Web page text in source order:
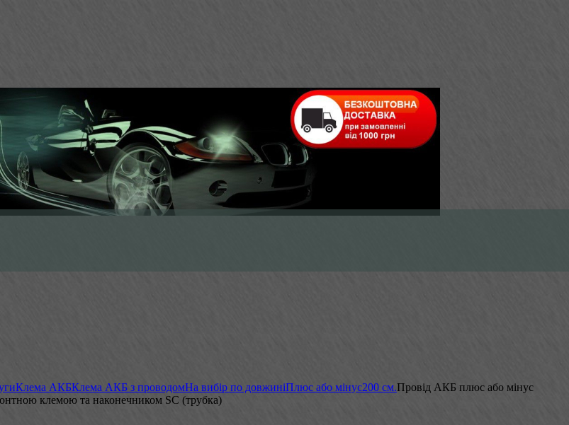
Клема АКБКлема АКБ з проводомНа вибір по довжиніПлюс або мінус200 см.Провід АКБ плюс або мінус
клемою та наконечником SC (трубка)